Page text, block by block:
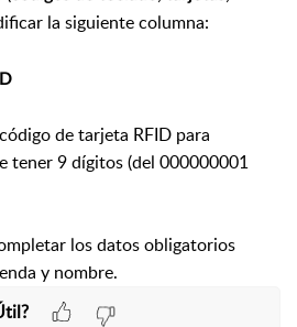
la siguiente columna:
de tarjeta RFID para
tener 9 dígitos (del 000000001
los datos obligatorios
y nombre.